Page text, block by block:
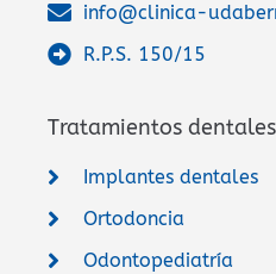
info@clinica-
R.P.S. 150/15
Tratamientos dentales
Implantes dentales
Ortodoncia
Odontopediatría